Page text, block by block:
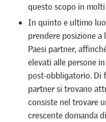
questo scopo in molti
In quinto e ultimo
prendere posizione
Paesi partner,
elevati alle persone
post-obbligatorio. Di
partner si trovano
consiste nel trovare
crescente domanda